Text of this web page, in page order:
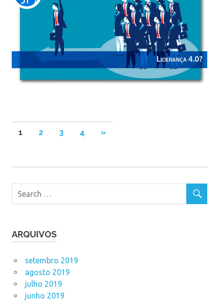
Navegação
1 2 3 4
NEXT
»
ARQUIVOS
setembro 2019
agosto 2019
julho 2019
junho 2019